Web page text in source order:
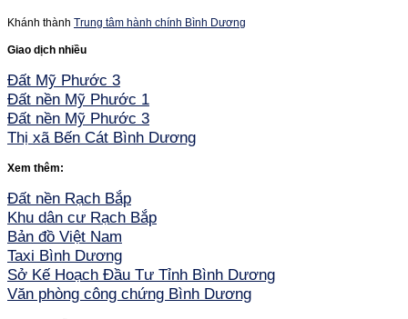
Khánh thành Trung tâm hành chính Bình Dương
Giao dịch nhiều
Đất Mỹ Phước 3
Đất nền Mỹ Phước 1
Đất nền Mỹ Phước 3
Thị xã Bến Cát Bình Dương
Xem thêm:
Đất nền Rạch Bắp
Khu dân cư Rạch Bắp
Bản đồ Việt Nam
Taxi Bình Dương
Sở Kế Hoạch Đầu Tư Tỉnh Bình Dương
Văn phòng công chứng Bình Dương